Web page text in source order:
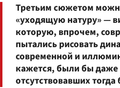
Третьим сюжетом
«уходящую натуру» —
которую, впрочем,
пытались рисовать
современной и
кажется, были бы даже
отсутствовавших